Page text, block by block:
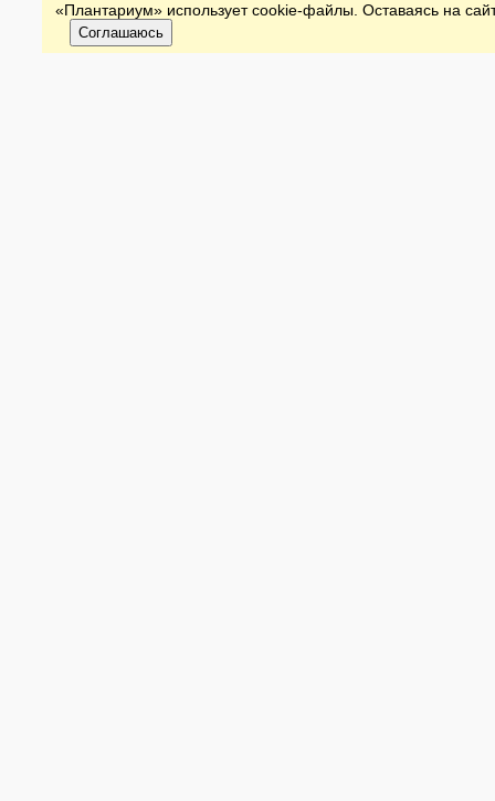
«Плантариум» использует cookie-файлы. Оставаясь на
Соглашаюсь